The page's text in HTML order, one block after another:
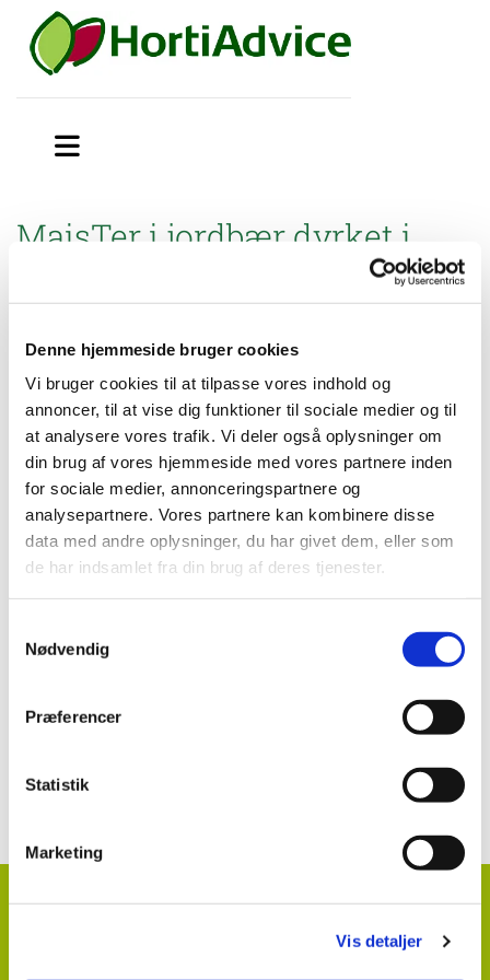
Denne hjemmeside bruger cookies
Vi bruger cookies til at tilpasse vores indhold og
annoncer, til at vise dig funktioner til sociale medier og til
at analysere vores trafik. Vi deler også oplysninger om
din brug af vores hjemmeside med vores partnere inden
for sociale medier, annonceringspartnere og
analysepartnere. Vores partnere kan kombinere disse
data med andre oplysninger, du har givet dem, eller som
de har indsamlet fra din brug af deres tjenester.
Nødvendig
Præferencer
Statistik
Marketing
Vis detaljer
MaisTer i jordbær dyrket i
højbedssystem på friland
højbedssystem på friland.
Brugsanvisning
MaisTer i jordbær dyrket i højbedssystem på
friland
Se mere:
HortiAdvice A/S